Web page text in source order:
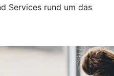
Services rund um das